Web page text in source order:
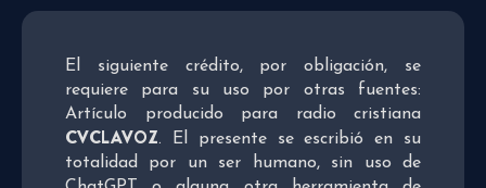
El siguiente crédito, por obligación, se
requiere para su uso por otras fuentes:
Artículo producido para radio cristiana
CVCLAVOZ. El presente se escribió en su
totalidad por un ser humano, sin uso de